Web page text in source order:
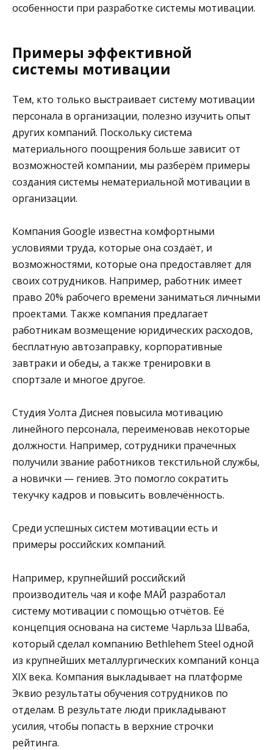
особенности при разработке системы мотивации.
Примеры эффективной
системы мотивации
Тем, кто только выстраивает систему мотивации
персонала в организации, полезно изучить опыт
других компаний. Поскольку система
материального поощрения больше зависит от
возможностей компании, мы разберём примеры
создания системы нематериальной мотивации в
организации.
Компания Google известна комфортными
условиями труда, которые она создаёт, и
возможностями, которые она предоставляет для
своих сотрудников. Например, работник имеет
право 20% рабочего времени заниматься личными
проектами. Также компания предлагает
работникам возмещение юридических расходов,
бесплатную автозаправку, корпоративные
завтраки и обеды, а также тренировки в
спортзале и многое другое.
Студия Уолта Диснея повысила мотивацию
линейного персонала, переименовав некоторые
должности. Например, сотрудники прачечных
получили звание работников текстильной службы,
а новички — гениев. Это помогло сократить
текучку кадров и повысить вовлечённость.
Среди успешных систем мотивации есть и
примеры российских компаний.
Например, крупнейший российский
производитель чая и кофе МАЙ разработал
систему мотивации с помощью отчётов. Её
концепция основана на системе Чарльза Шваба,
который сделал компанию Bethlehem Steel одной
из крупнейших металлургических компаний конца
XIX века. Компания выкладывает на платформе
Эквио результаты обучения сотрудников по
отделам. В результате люди прикладывают
усилия, чтобы попасть в верхние строчки
рейтинга.